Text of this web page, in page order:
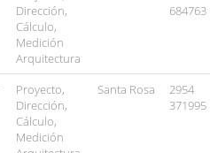
Dirección,
Cálculo,
Medición
Arquitectura
684763
Proyecto,
Dirección,
Cálculo,
Medición
Santa Rosa
2954
371995